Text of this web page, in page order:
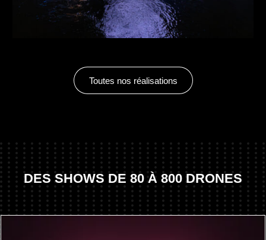
Toutes nos réalisations
DES SHOWS DE 80 À 800 DRONES